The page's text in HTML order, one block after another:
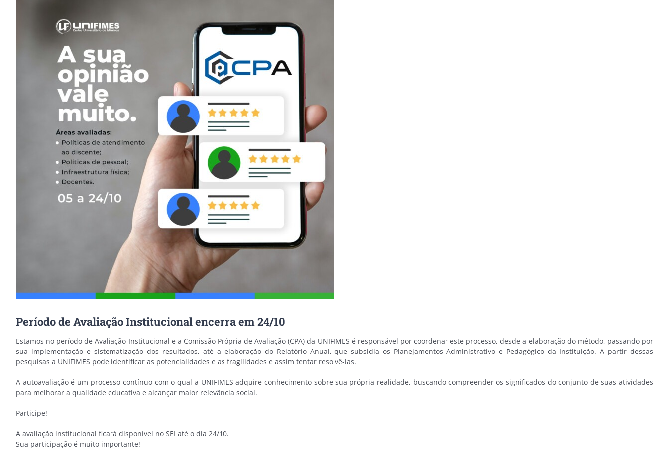
Período de Avaliação Institucional encerra em 24/10
Estamos no período de Avaliação Institucional e a Comissão Própria de Avaliação (CPA) da UNIFIMES é responsável por coordenar este processo, desde a elaboração do método, passando por
sua implementação e sistematização dos resultados, até a elaboração do Relatório Anual, que subsidia os Planejamentos Administrativo e Pedagógico da Instituição. A partir dessas
pesquisas a UNIFIMES pode identificar as potencialidades e as fragilidades e assim tentar resolvê-las.
A autoavaliação é um processo contínuo com o qual a UNIFIMES adquire conhecimento sobre sua própria realidade, buscando compreender os significados do conjunto de suas atividades
para melhorar a qualidade educativa e alcançar maior relevância social.
Participe!
A avaliação institucional ficará disponível no SEI até o dia 24/10.
Sua participação é muito importante!